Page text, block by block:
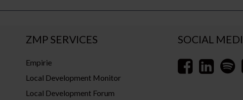
ZMP SERVICES
Empirie
Local Development Monitor
Local Development Forum
SOCIAL